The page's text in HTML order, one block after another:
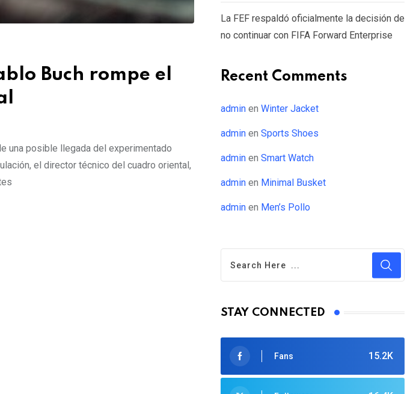
Buch rompe el
una posible llegada del experimentado
el director técnico del cuadro oriental,
La FEF respaldó oficialmente la decisión de
no continuar con FIFA Forward Enterprise
Recent Comments
admin en Winter Jacket
admin en Sports Shoes
admin en Smart Watch
admin en Minimal Busket
admin en Men’s Pollo
STAY CONNECTED
15.2K
Fans